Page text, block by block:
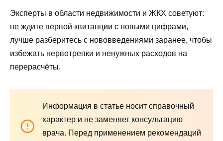
Эксперты в области недвижимости и ЖКХ советуют:
не ждите первой квитанции с новыми цифрами,
лучше разберитесь с нововведениями заранее, чтобы
избежать нервотрепки и ненужных расходов на
перерасчёты.
Информация в статье носит справочный
характер и не заменяет консультацию
врача. Перед применением рекомендаций